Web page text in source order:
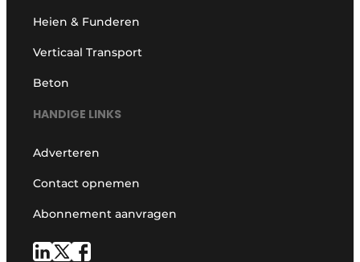
Heien & Funderen
Verticaal Transport
Beton
HANDIGE LINKS
Adverteren
Contact opnemen
Abonnement aanvragen